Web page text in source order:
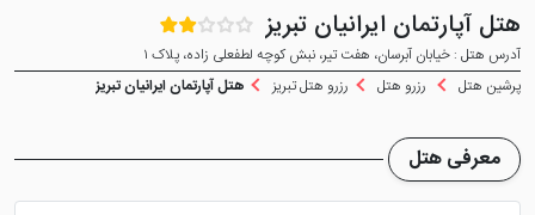
هتل آپارتمان ایرانیان تبریز
آدرس هتل : خیابان آبرسان، هفت تیر، نبش کوچه لطفعلی زاده، پلاک ۱
پرشین هتل
رزرو هتل رزرو هتل تبریز هتل آپارتمان ایرانیان تبریز
معرفی هتل